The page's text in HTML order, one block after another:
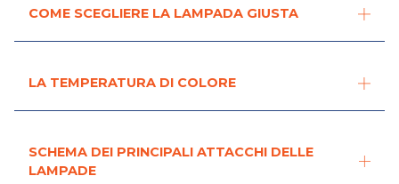
COME SCEGLIERE LA LAMPADA GIUSTA
LA TEMPERATURA DI COLORE
SCHEMA DEI PRINCIPALI ATTACCHI DELLE
LAMPADE